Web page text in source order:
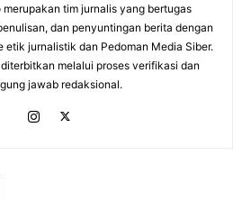
merupakan tim jurnalis yang bertugas
dan penyuntingan berita dengan
etik jurnalistik dan Pedoman Media Siber.
melalui proses verifikasi dan
jawab redaksional.